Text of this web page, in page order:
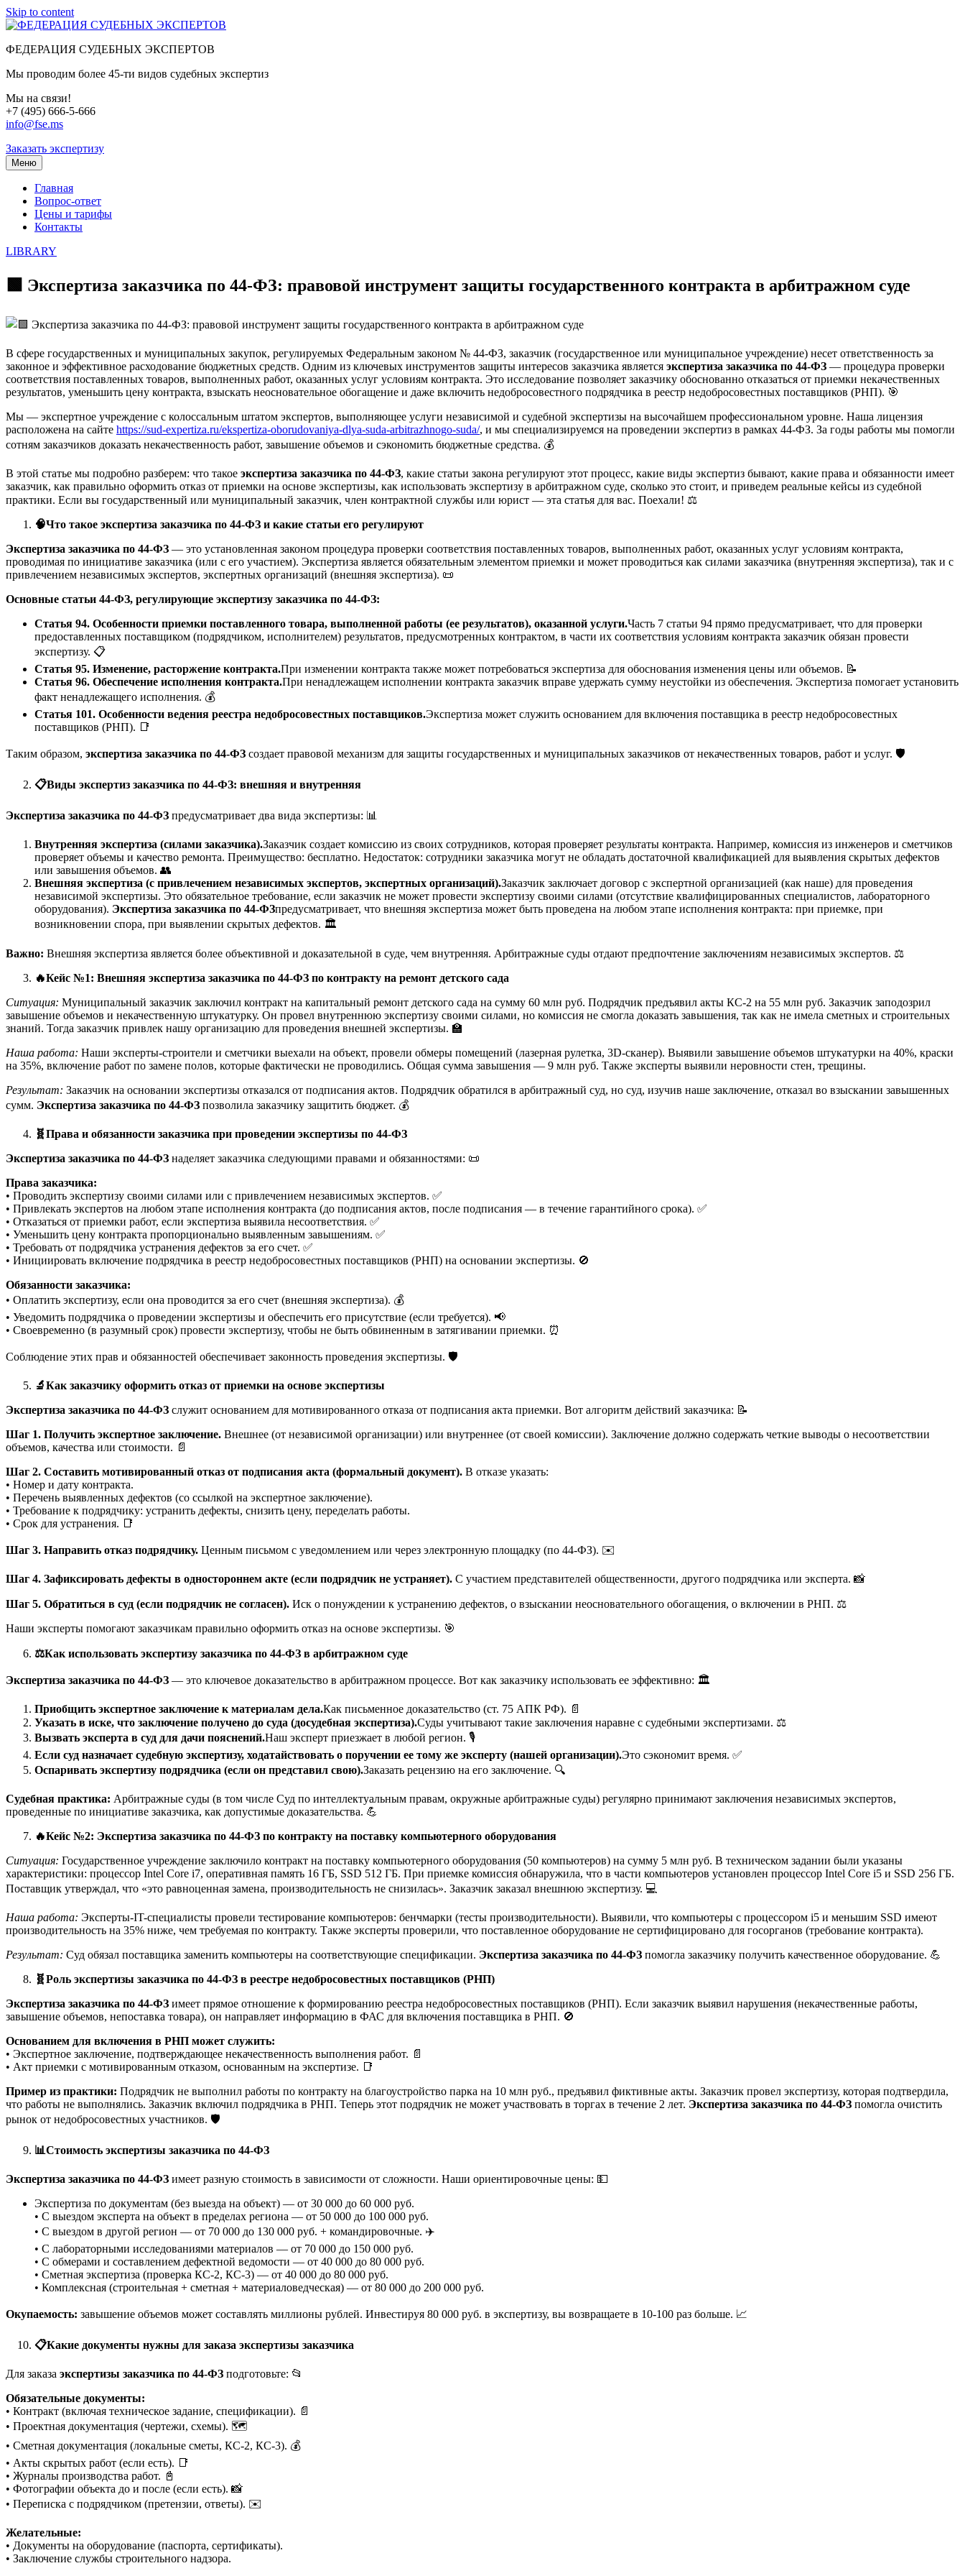
Skip to content
ФЕДЕРАЦИЯ СУДЕБНЫХ ЭКСПЕРТОВ
Мы проводим более 45-ти видов судебных экспертиз
Мы на связи!
+7 (495) 666-5-666
info@fse.ms
Заказать экспертизу
Меню
Главная
Вопрос-ответ
Цены и тарифы
Контакты
LIBRARY
🟩 Экспертиза заказчика по 44-ФЗ: правовой инструмент защиты государственного контракта в арбитражном суде
В сфере государственных и муниципальных закупок, регулируемых Федеральным законом № 44-ФЗ, заказчик (государственное или муниципальное учреждение) несет ответственность за
законное и эффективное расходование бюджетных средств. Одним из ключевых инструментов защиты интересов заказчика является экспертиза заказчика по 44-ФЗ — процедура проверки
соответствия поставленных товаров, выполненных работ, оказанных услуг условиям контракта. Это исследование позволяет заказчику обоснованно отказаться от приемки некачественных
результатов, уменьшить цену контракта, взыскать неосновательное обогащение и даже включить недобросовестного подрядчика в реестр недобросовестных поставщиков (РНП). 🎯
Мы — экспертное учреждение с колоссальным штатом экспертов, выполняющее услуги независимой и судебной экспертизы на высочайшем профессиональном уровне. Наша лицензия
расположена на сайте https://sud-expertiza.ru/ekspertiza-oborudovaniya-dlya-suda-arbitrazhnogo-suda/, и мы специализируемся на проведении экспертиз в рамках 44-ФЗ. За годы работы мы помогли
сотням заказчиков доказать некачественность работ, завышение объемов и сэкономить бюджетные средства. 💰
В этой статье мы подробно разберем: что такое экспертиза заказчика по 44-ФЗ, какие статьи закона регулируют этот процесс, какие виды экспертиз бывают, какие права и обязанности имеет
заказчик, как правильно оформить отказ от приемки на основе экспертизы, как использовать экспертизу в арбитражном суде, сколько это стоит, и приведем реальные кейсы из судебной
практики. Если вы государственный или муниципальный заказчик, член контрактной службы или юрист — эта статья для вас. Поехали! ⚖️
🧠Что такое экспертиза заказчика по 44-ФЗ и какие статьи его регулируют
Экспертиза заказчика по 44-ФЗ — это установленная законом процедура проверки соответствия поставленных товаров, выполненных работ, оказанных услуг условиям контракта,
проводимая по инициативе заказчика (или с его участием). Экспертиза является обязательным элементом приемки и может проводиться как силами заказчика (внутренняя экспертиза), так и с
привлечением независимых экспертов, экспертных организаций (внешняя экспертиза). 📜
Основные статьи 44-ФЗ, регулирующие экспертизу заказчика по 44-ФЗ:
Статья 94. Особенности приемки поставленного товара, выполненной работы (ее результатов), оказанной услуги.Часть 7 статьи 94 прямо предусматривает, что для проверки
предоставленных поставщиком (подрядчиком, исполнителем) результатов, предусмотренных контрактом, в части их соответствия условиям контракта заказчик обязан провести
экспертизу. 📋
Статья 95. Изменение, расторжение контракта.При изменении контракта также может потребоваться экспертиза для обоснования изменения цены или объемов. 📝
Статья 96. Обеспечение исполнения контракта.При ненадлежащем исполнении контракта заказчик вправе удержать сумму неустойки из обеспечения. Экспертиза помогает установить
факт ненадлежащего исполнения. 💰
Статья 101. Особенности ведения реестра недобросовестных поставщиков.Экспертиза может служить основанием для включения поставщика в реестр недобросовестных
поставщиков (РНП). 📑
Таким образом, экспертиза заказчика по 44-ФЗ создает правовой механизм для защиты государственных и муниципальных заказчиков от некачественных товаров, работ и услуг. 🛡️
📋Виды экспертиз заказчика по 44-ФЗ: внешняя и внутренняя
Экспертиза заказчика по 44-ФЗ предусматривает два вида экспертизы: 📊
Внутренняя экспертиза (силами заказчика).Заказчик создает комиссию из своих сотрудников, которая проверяет результаты контракта. Например, комиссия из инженеров и сметчиков
проверяет объемы и качество ремонта. Преимущество: бесплатно. Недостаток: сотрудники заказчика могут не обладать достаточной квалификацией для выявления скрытых дефектов
или завышения объемов. 👥
Внешняя экспертиза (с привлечением независимых экспертов, экспертных организаций).Заказчик заключает договор с экспертной организацией (как наше) для проведения
независимой экспертизы. Это обязательное требование, если заказчик не может провести экспертизу своими силами (отсутствие квалифицированных специалистов, лабораторного
оборудования). Экспертиза заказчика по 44-ФЗпредусматривает, что внешняя экспертиза может быть проведена на любом этапе исполнения контракта: при приемке, при
возникновении спора, при выявлении скрытых дефектов. 🏛️
Важно: Внешняя экспертиза является более объективной и доказательной в суде, чем внутренняя. Арбитражные суды отдают предпочтение заключениям независимых экспертов. ⚖️
🔥Кейс №1: Внешняя экспертиза заказчика по 44-ФЗ по контракту на ремонт детского сада
Ситуация: Муниципальный заказчик заключил контракт на капитальный ремонт детского сада на сумму 60 млн руб. Подрядчик предъявил акты КС-2 на 55 млн руб. Заказчик заподозрил
завышение объемов и некачественную штукатурку. Он провел внутреннюю экспертизу своими силами, но комиссия не смогла доказать завышения, так как не имела сметных и строительных
знаний. Тогда заказчик привлек нашу организацию для проведения внешней экспертизы. 🏫
Наша работа: Наши эксперты-строители и сметчики выехали на объект, провели обмеры помещений (лазерная рулетка, 3D-сканер). Выявили завышение объемов штукатурки на 40%, краски
на 35%, включение работ по замене полов, которые фактически не проводились. Общая сумма завышения — 9 млн руб. Также эксперты выявили неровности стен, трещины.
Результат: Заказчик на основании экспертизы отказался от подписания актов. Подрядчик обратился в арбитражный суд, но суд, изучив наше заключение, отказал во взыскании завышенных
сумм. Экспертиза заказчика по 44-ФЗ позволила заказчику защитить бюджет. 💰
🧬Права и обязанности заказчика при проведении экспертизы по 44-ФЗ
Экспертиза заказчика по 44-ФЗ наделяет заказчика следующими правами и обязанностями: 📜
Права заказчика:
• Проводить экспертизу своими силами или с привлечением независимых экспертов. ✅
• Привлекать экспертов на любом этапе исполнения контракта (до подписания актов, после подписания — в течение гарантийного срока). ✅
• Отказаться от приемки работ, если экспертиза выявила несоответствия. ✅
• Уменьшить цену контракта пропорционально выявленным завышениям. ✅
• Требовать от подрядчика устранения дефектов за его счет. ✅
• Инициировать включение подрядчика в реестр недобросовестных поставщиков (РНП) на основании экспертизы. 🚫
Обязанности заказчика:
• Оплатить экспертизу, если она проводится за его счет (внешняя экспертиза). 💰
• Уведомить подрядчика о проведении экспертизы и обеспечить его присутствие (если требуется). 📢
• Своевременно (в разумный срок) провести экспертизу, чтобы не быть обвиненным в затягивании приемки. ⏰
Соблюдение этих прав и обязанностей обеспечивает законность проведения экспертизы. 🛡️
🔬Как заказчику оформить отказ от приемки на основе экспертизы
Экспертиза заказчика по 44-ФЗ служит основанием для мотивированного отказа от подписания акта приемки. Вот алгоритм действий заказчика: 📝
Шаг 1. Получить экспертное заключение. Внешнее (от независимой организации) или внутреннее (от своей комиссии). Заключение должно содержать четкие выводы о несоответствии
объемов, качества или стоимости. 📄
Шаг 2. Составить мотивированный отказ от подписания акта (формальный документ). В отказе указать:
• Номер и дату контракта.
• Перечень выявленных дефектов (со ссылкой на экспертное заключение).
• Требование к подрядчику: устранить дефекты, снизить цену, переделать работы.
• Срок для устранения. 📑
Шаг 3. Направить отказ подрядчику. Ценным письмом с уведомлением или через электронную площадку (по 44-ФЗ). ✉️
Шаг 4. Зафиксировать дефекты в одностороннем акте (если подрядчик не устраняет). С участием представителей общественности, другого подрядчика или эксперта. 📸
Шаг 5. Обратиться в суд (если подрядчик не согласен). Иск о понуждении к устранению дефектов, о взыскании неосновательного обогащения, о включении в РНП. ⚖️
Наши эксперты помогают заказчикам правильно оформить отказ на основе экспертизы. 🎯
⚖️Как использовать экспертизу заказчика по 44-ФЗ в арбитражном суде
Экспертиза заказчика по 44-ФЗ — это ключевое доказательство в арбитражном процессе. Вот как заказчику использовать ее эффективно: 🏛️
Приобщить экспертное заключение к материалам дела.Как письменное доказательство (ст. 75 АПК РФ). 📄
Указать в иске, что заключение получено до суда (досудебная экспертиза).Суды учитывают такие заключения наравне с судебными экспертизами. ⚖️
Вызвать эксперта в суд для дачи пояснений.Наш эксперт приезжает в любой регион. 🎙️
Если суд назначает судебную экспертизу, ходатайствовать о поручении ее тому же эксперту (нашей организации).Это сэкономит время. ✅
Оспаривать экспертизу подрядчика (если он представил свою).Заказать рецензию на его заключение. 🔍
Судебная практика: Арбитражные суды (в том числе Суд по интеллектуальным правам, окружные арбитражные суды) регулярно принимают заключения независимых экспертов,
проведенные по инициативе заказчика, как допустимые доказательства. 💪
🔥Кейс №2: Экспертиза заказчика по 44-ФЗ по контракту на поставку компьютерного оборудования
Ситуация: Государственное учреждение заключило контракт на поставку компьютерного оборудования (50 компьютеров) на сумму 5 млн руб. В техническом задании были указаны
характеристики: процессор Intel Core i7, оперативная память 16 ГБ, SSD 512 ГБ. При приемке комиссия обнаружила, что в части компьютеров установлен процессор Intel Core i5 и SSD 256 ГБ.
Поставщик утверждал, что «это равноценная замена, производительность не снизилась». Заказчик заказал внешнюю экспертизу. 💻
Наша работа: Эксперты-IT-специалисты провели тестирование компьютеров: бенчмарки (тесты производительности). Выявили, что компьютеры с процессором i5 и меньшим SSD имеют
производительность на 35% ниже, чем требуемая по контракту. Также эксперты проверили, что поставленное оборудование не сертифицировано для госорганов (требование контракта).
Результат: Суд обязал поставщика заменить компьютеры на соответствующие спецификации. Экспертиза заказчика по 44-ФЗ помогла заказчику получить качественное оборудование. 💪
🧬Роль экспертизы заказчика по 44-ФЗ в реестре недобросовестных поставщиков (РНП)
Экспертиза заказчика по 44-ФЗ имеет прямое отношение к формированию реестра недобросовестных поставщиков (РНП). Если заказчик выявил нарушения (некачественные работы,
завышение объемов, непоставка товара), он направляет информацию в ФАС для включения поставщика в РНП. 🚫
Основанием для включения в РНП может служить:
• Экспертное заключение, подтверждающее некачественность выполнения работ. 📄
• Акт приемки с мотивированным отказом, основанным на экспертизе. 📑
Пример из практики: Подрядчик не выполнил работы по контракту на благоустройство парка на 10 млн руб., предъявил фиктивные акты. Заказчик провел экспертизу, которая подтвердила,
что работы не выполнялись. Заказчик включил подрядчика в РНП. Теперь этот подрядчик не может участвовать в торгах в течение 2 лет. Экспертиза заказчика по 44-ФЗ помогла очистить
рынок от недобросовестных участников. 🛡️
📊Стоимость экспертизы заказчика по 44-ФЗ
Экспертиза заказчика по 44-ФЗ имеет разную стоимость в зависимости от сложности. Наши ориентировочные цены: 💵
Экспертиза по документам (без выезда на объект) — от 30 000 до 60 000 руб.
• С выездом эксперта на объект в пределах региона — от 50 000 до 100 000 руб.
• С выездом в другой регион — от 70 000 до 130 000 руб. + командировочные. ✈️
• С лабораторными исследованиями материалов — от 70 000 до 150 000 руб.
• С обмерами и составлением дефектной ведомости — от 40 000 до 80 000 руб.
• Сметная экспертиза (проверка КС-2, КС-3) — от 40 000 до 80 000 руб.
• Комплексная (строительная + сметная + материаловедческая) — от 80 000 до 200 000 руб.
Окупаемость: завышение объемов может составлять миллионы рублей. Инвестируя 80 000 руб. в экспертизу, вы возвращаете в 10-100 раз больше. 📈
📋Какие документы нужны для заказа экспертизы заказчика
Для заказа экспертизы заказчика по 44-ФЗ подготовьте: 📂
Обязательные документы:
• Контракт (включая техническое задание, спецификации). 📄
• Проектная документация (чертежи, схемы). 🗺️
• Сметная документация (локальные сметы, КС-2, КС-3). 💰
• Акты скрытых работ (если есть). 📑
• Журналы производства работ. 📓
• Фотографии объекта до и после (если есть). 📸
• Переписка с подрядчиком (претензии, ответы). ✉️
Желательные:
• Документы на оборудование (паспорта, сертификаты).
• Заключение службы строительного надзора.